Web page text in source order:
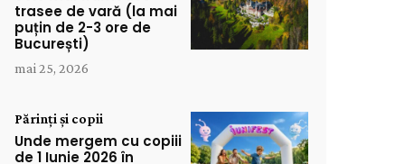
trasee de vară (la mai
puțin de 2-3 ore de
București)
mai 25, 2026
Părinți și copii
Unde mergem cu copiii
de 1 Iunie 2026 în